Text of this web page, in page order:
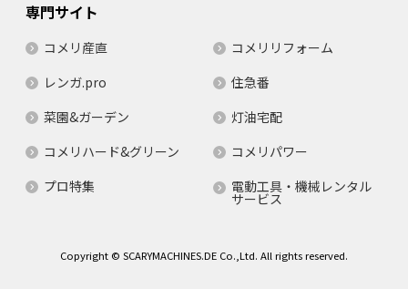
専門サイト
コメリ産直
コメリリフォーム
レンガ.pro
住急番
菜園&ガーデン
灯油宅配
コメリハード&グリーン
コメリパワー
プロ特集
電動工具・機械レンタル
サービス
Copyright © SCARYMACHINES.DE Co.,Ltd. All rights reserved.